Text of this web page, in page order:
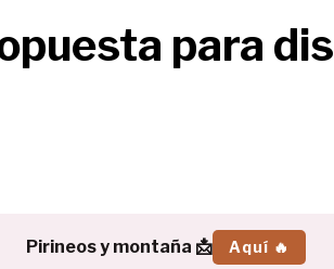
para
Pirineos y montaña 📩 Aquí 🔥